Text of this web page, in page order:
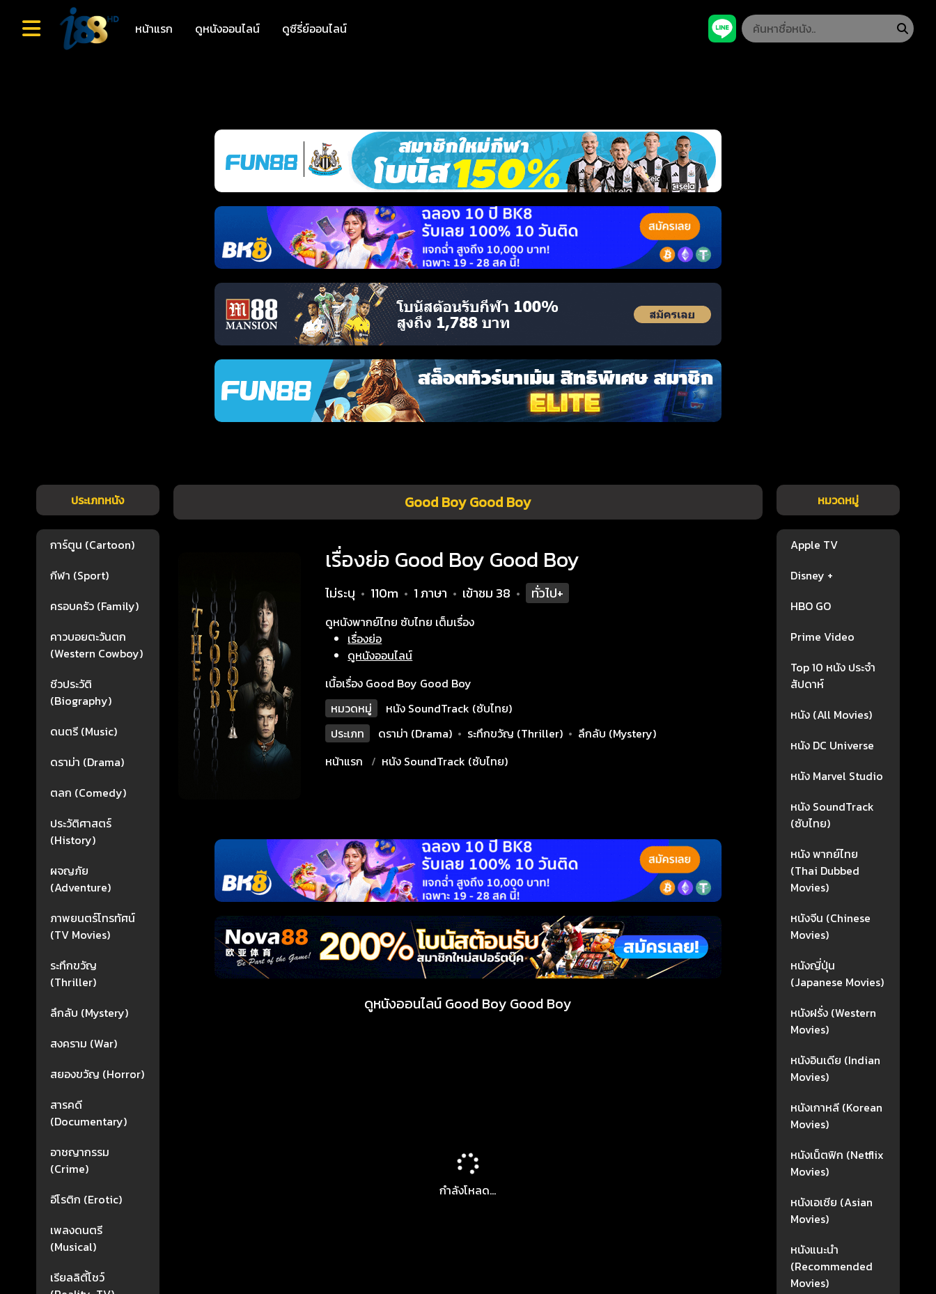
หน้าแรก ดูหนังออนไลน์ ดูซีรี่ย์ออนไลน์
ประเภทหนัง
การ์ตูน (Cartoon)
กีฬา (Sport)
ครอบครัว (Family)
คาวบอยตะวันตก
(Western Cowboy)
ชีวประวัติ
(Biography)
ดนตรี (Music)
ดราม่า (Drama)
ตลก (Comedy)
ประวัติศาสตร์
(History)
ผจญภัย
(Adventure)
ภาพยนตร์โทรทัศน์
(TV Movies)
ระทึกขวัญ
(Thriller)
ลึกลับ (Mystery)
สงคราม (War)
สยองขวัญ (Horror)
สารคดี
(Documentary)
อาชญากรรม
(Crime)
อีโรติก (Erotic)
เพลงดนตรี
(Musical)
เรียลลิตี้โชว์
Good Boy Good Boy
เรื่องย่อ Good Boy Good Boy
ไม่ระบุ • 110m • 1 ภาษา • เข้าชม 38 • ทั่วไป+
ดูหนังพากย์ไทย ซับไทย เต็มเรื่อง
เรื่องย่อ
ดูหนังออนไลน์
เนื้อเรื่อง Good Boy Good Boy
หมวดหมู่
หนัง SoundTrack (ซับไทย)
ประเภท
ดราม่า (Drama) • ระทึกขวัญ (Thriller) • ลึกลับ (Mystery)
หน้าแรก
หนัง SoundTrack (ซับไทย)
ดูหนังออนไลน์ Good Boy Good Boy
กำลังโหลด...
หมวดหมู่
Apple TV
Disney +
HBO GO
Prime Video
Top 10 หนัง ประจำ
สัปดาห์
หนัง (All Movies)
หนัง DC Universe
หนัง Marvel Studio
หนัง SoundTrack
(ซับไทย)
หนัง พากย์ไทย
(Thai Dubbed
Movies)
หนังจีน (Chinese
Movies)
หนังญี่ปุ่น
(Japanese Movies)
หนังฝรั่ง (Western
Movies)
หนังอินเดีย (Indian
Movies)
หนังเกาหลี (Korean
Movies)
หนังเน็ตฟิก (Netflix
Movies)
หนังเอเชีย (Asian
Movies)
หนังแนะนำ
(Recommended
Movies)